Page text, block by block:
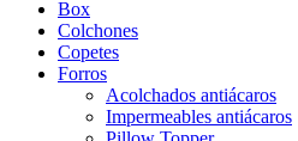
Box
Colchones
Copetes
Forros
Acolchados antiácaros
Impermeables antiácaros